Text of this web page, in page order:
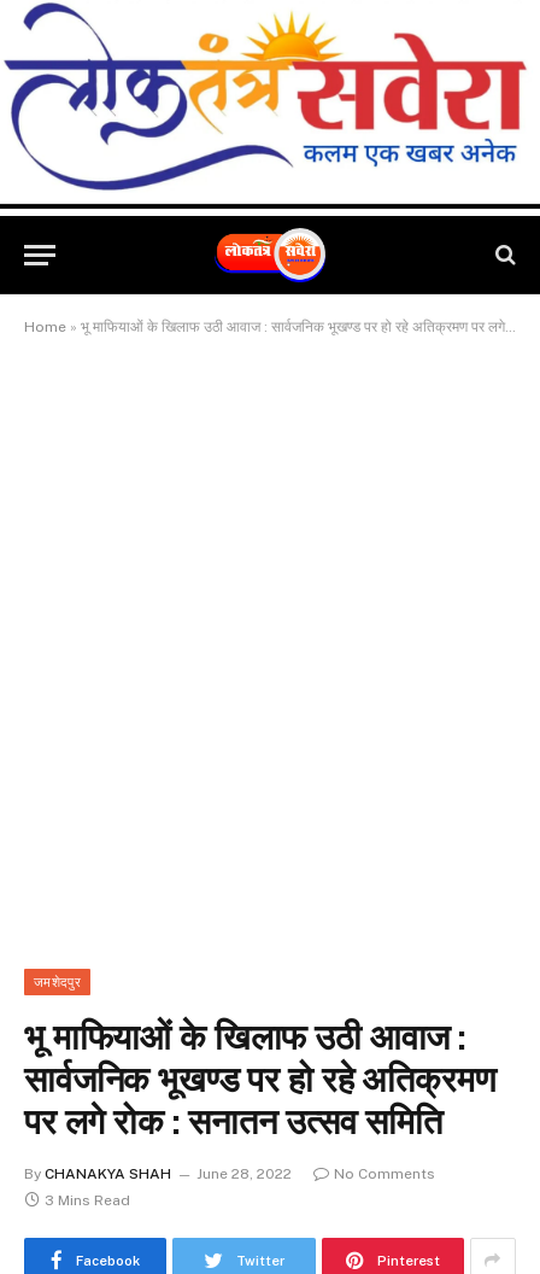
Home » भू माफियाओं के खिलाफ उठी आवाज : सार्वजनिक भूखण्ड पर हो रहे अतिक्रमण पर लगे रोक : सनातन उत्सव समिति
जमशेदपुर
भू माफियाओं के खिलाफ उठी आवाज :
सार्वजनिक भूखण्ड पर हो रहे अतिक्रमण
पर लगे रोक : सनातन उत्सव समिति
By CHANAKYA SHAH June 28, 2022
No Comments
3 Mins Read
Facebook Twitter Pinterest